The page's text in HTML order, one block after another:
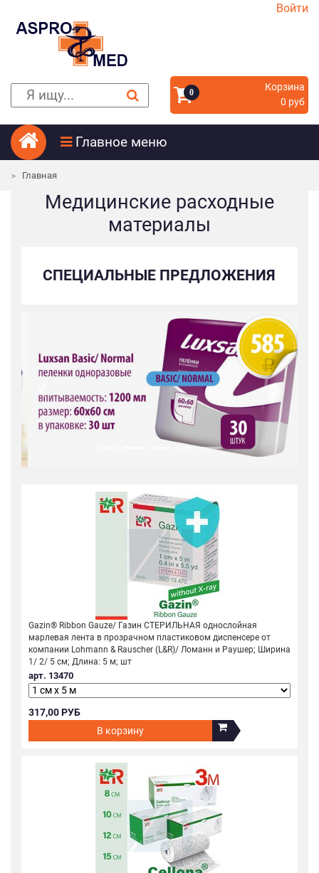
Войти
0
Корзина
0 руб
Главное меню
Главная
Медицинские расходные
материалы
СПЕЦИАЛЬНЫЕ ПРЕДЛОЖЕНИЯ
Previous Next
Gazin® Ribbon Gauze/ Газин СТЕРИЛЬНАЯ однослойная
марлевая лента в прозрачном пластиковом диспенсере от
компании Lohmann & Rauscher (L&R)/ Ломанн и Раушер; Ширина
1/ 2/ 5 см; Длина: 5 м; шт
арт. 13470
317,00 РУБ
В корзину